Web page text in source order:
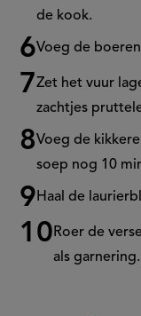
de kook.
Voeg de
Zet het vuur
zachtjes
Voeg de
soep nog 10
Haal de
Roer de
als garnering.